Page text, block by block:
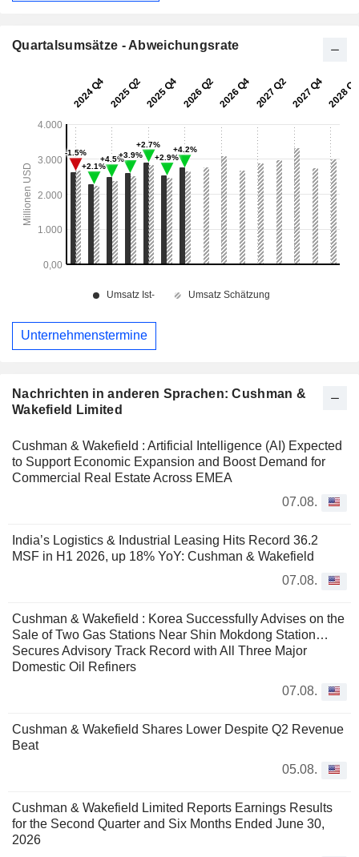
Nachrichten in anderen Sprachen: Cushman &
Wakefield Limited
Cushman & Wakefield : Artificial Intelligence (AI) Expected
to Support Economic Expansion and Boost Demand for
Commercial Real Estate Across EMEA
07.08.
India’s Logistics & Industrial Leasing Hits Record 36.2
MSF in H1 2026, up 18% YoY: Cushman & Wakefield
07.08.
Cushman & Wakefield : Korea Successfully Advises on the
Sale of Two Gas Stations Near Shin Mokdong Station…
Secures Advisory Track Record with All Three Major
Domestic Oil Refiners
07.08.
Cushman & Wakefield Shares Lower Despite Q2 Revenue
Beat
05.08.
Cushman & Wakefield Limited Reports Earnings Results
for the Second Quarter and Six Months Ended June 30,
2026
Quartalsumsätze - Abweichungsrate
Unternehmenstermine